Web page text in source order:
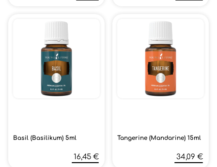
Basil (Basilikum) 5ml
16,45 €
Tangerine (Mandarine) 15ml
34,09 €